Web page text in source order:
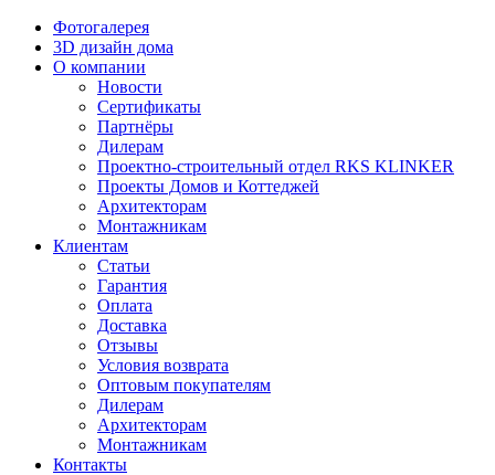
Фотогалерея
3D дизайн дома
О компании
Новости
Сертификаты
Партнёры
Дилерам
Проектно-строительный отдел RKS KLINKER
Проекты Домов и Коттеджей
Архитекторам
Монтажникам
Клиентам
Статьи
Гарантия
Оплата
Доставка
Отзывы
Условия возврата
Оптовым покупателям
Дилерам
Архитекторам
Монтажникам
Контакты